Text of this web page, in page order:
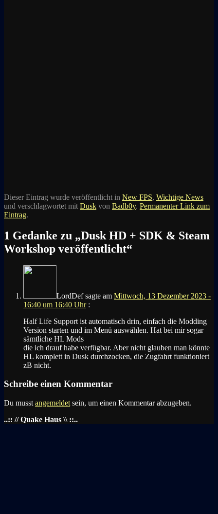
Dieser Eintrag wurde veröffentlicht in New FPS, Wichtige News
und verschlagwortet mit Dusk von Badb0y. Permanenter Link zum
Eintrag.
1 Gedanke zu „Dusk HD + SDK & Steam
Workshop veröffentlicht“
LordDefsagte am Mittwoch, 13 Dezember 2023 -
16:40 um 16:40 Uhr :
Half Life Support ist automatisch drin, einfach die Modding
Version starten und im Menü auswählen. Hat bei mir sogar
sämtliche HL Mods
die ich drauf habe verfügbar. Aber nicht glauben man könnte
HL komplett in Dusk durchzocken, die Zugfahrt funktioniert
zB nicht.
Schreibe einen Kommentar
Du musst angemeldet sein, um einen Kommentar abzugeben.
..:: // Quake Haus \\ ::..